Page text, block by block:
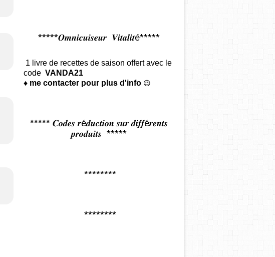
*****𝑶𝒎𝒏𝒊𝒄𝒖𝒊𝒔𝒆𝒖𝒓 𝑽𝒊𝒕𝒂𝒍𝒊𝒕é*****
1 livre de recettes de saison offertavec le
code VANDA21
♦ me contacter pour plus d'info 😉
***** 𝑪𝒐𝒅𝒆𝒔 𝒓é𝒅𝒖𝒄𝒕𝒊𝒐𝒏 𝒔𝒖𝒓 𝒅𝒊𝒇𝒇é𝒓𝒆𝒏𝒕𝒔
𝒑𝒓𝒐𝒅𝒖𝒊𝒕𝒔 *****
********
********